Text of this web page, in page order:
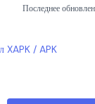
Последнее
XAPK / APK